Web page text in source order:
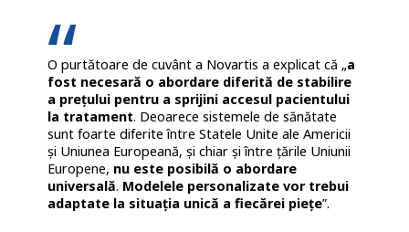
O purtătoare de cuvânt a Novartis a explicat că „a
fost necesară o abordare diferită de stabilire
a prețului pentru a sprijini accesul pacientului
la tratament. Deoarece sistemele de sănătate
sunt foarte diferite între Statele Unite ale Americii
și Uniunea Europeană, și chiar și între țările Uniunii
Europene, nu este posibilă o abordare
universală. Modelele personalizate vor trebui
adaptate la situația unică a fiecărei piețe”.